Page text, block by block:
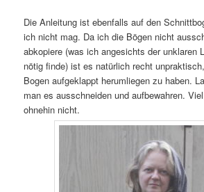
Die Anleitung ist ebenfalls auf den
ich nicht mag. Da ich die Bögen nicht
abkopiere (was ich angesichts der unklaren
nötig finde) ist es natürlich recht
Bogen aufgeklappt herumliegen zu haben.
man es ausschneiden und aufbewahren.
ohnehin nicht.